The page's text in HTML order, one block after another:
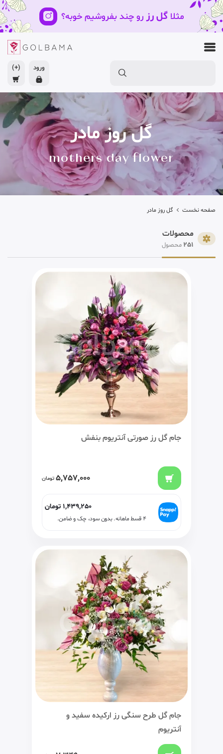
مثلاگل رز رو چند بفروشیم خوبه؟
ورود (+)
گل روز مادر
mothers day flower
صفحه نخست گل روز مادر
محصولات
251 محصول
جام گل رز صورتی آنتریوم بنفش
5,757,000 تومان
1,439,250 تومان
۴ قسط ماهانه. بدون سود، چک و ضامن.
جام گل طرح سنگی رز ارکیده سفید و
آنتریوم